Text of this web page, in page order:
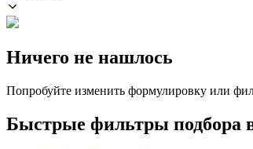
Ничего не нашлось
Попробуйте изменить формулировку или
Быстрые фильтры подбора